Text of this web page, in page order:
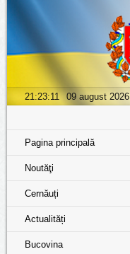
21:23:12 09 august 2026
Pagina principală
Noutăţi
Cernăuți
Actualități
Bucovina